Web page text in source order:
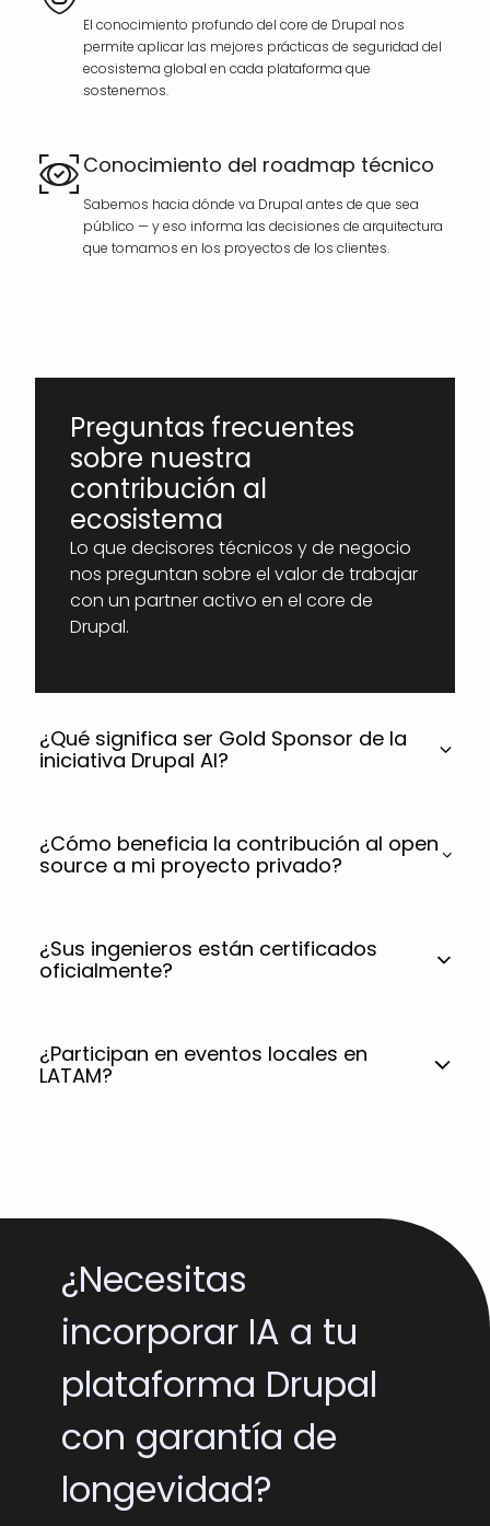
El conocimiento profundo del core de Drupal nos
permite aplicar las mejores prácticas de seguridad del
ecosistema global en cada plataforma que
sostenemos.
Conocimiento del roadmap técnico
Sabemos hacia dónde va Drupal antes de que sea
público — y eso informa las decisiones de arquitectura
que tomamos en los proyectos de los clientes.
Preguntas frecuentes
sobre nuestra
contribución al
ecosistema
Lo que decisores técnicos y de negocio
nos preguntan sobre el valor de trabajar
con un partner activo en el core de
Drupal.
¿Qué significa ser Gold Sponsor de la
iniciativa Drupal AI?
¿Cómo beneficia la contribución al open
source a mi proyecto privado?
¿Sus ingenieros están certificados
oficialmente?
¿Participan en eventos locales en
LATAM?
¿Necesitas
incorporar IA a tu
plataforma Drupal
con garantía de
longevidad?